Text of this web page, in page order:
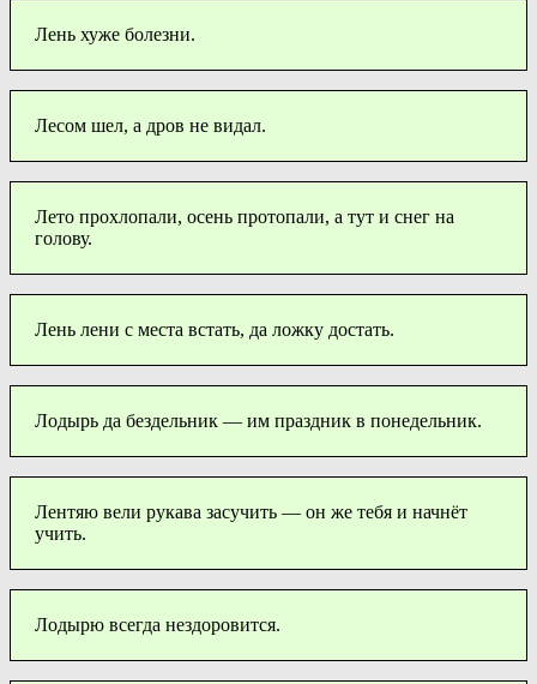
Лень хуже болезни.
Лесом шел, а дров не видал.
Лето прохлопали, осень протопали, а тут и снег на
голову.
Лень лени с места встать, да ложку достать.
Лодырь да бездельник — им праздник в понедельник.
Лентяю вели рукава засучить — он же тебя и начнёт
учить.
Лодырю всегда нездоровится.